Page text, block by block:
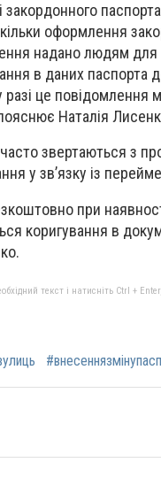
оформлення
надано людям
в даних паспорта
це повідомлення
Наталія
звертаються з
у зв’язку із
при
коригування в
текст і натисніть Ctrl +